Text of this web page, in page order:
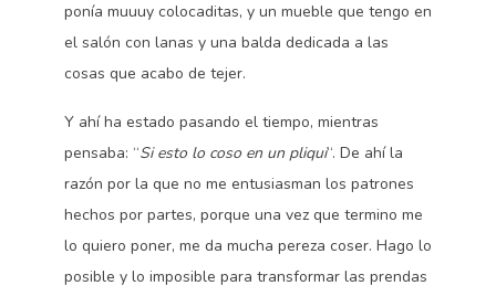
ponía muuuy colocaditas, y un mueble que tengo en
el salón con lanas y una balda dedicada a las
cosas que acabo de tejer.
Y ahí ha estado pasando el tiempo, mientras
pensaba: “Si esto lo coso en un pliqui“. De ahí la
razón por la que no me entusiasman los patrones
hechos por partes, porque una vez que termino me
lo quiero poner, me da mucha pereza coser. Hago lo
posible y lo imposible para transformar las prendas